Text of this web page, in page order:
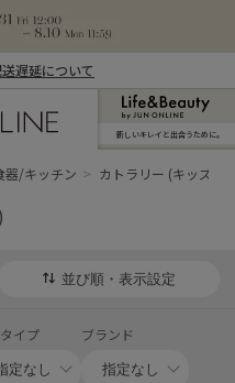
遅延について
新しいキレイと出合うために。
器/キッチン カトラリー (キッズ)
並び順・表示設定
イプ ブランド